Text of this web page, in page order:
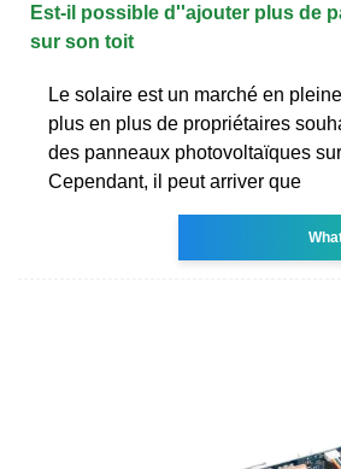
Est-il possible d''ajouter plus de
sur son toit
Le solaire est un marché en
plus en plus de propriétaires
des panneaux photovoltaïques
Cependant, il peut arriver que